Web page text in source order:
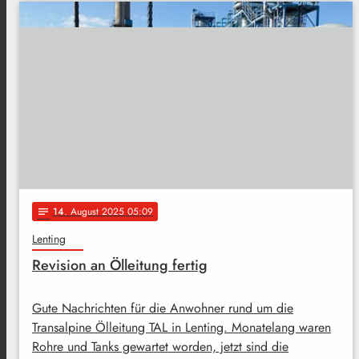
notes 14. August 2025 05:09
Lenting
Revision an Ölleitung fertig
Gute Nachrichten für die Anwohner rund um die
Transalpine Ölleitung TAL in Lenting. Monatelang waren
Rohre und Tanks gewartet worden, jetzt sind die